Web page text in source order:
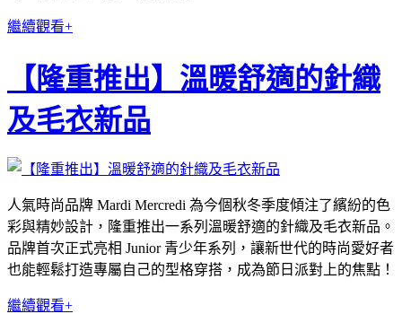
繼續觀看+
【隆重推出】溫暖舒適的針織
及毛衣新品
人氣時尚品牌 Mardi Mercredi 為今個秋冬季度傾注了繽紛的色
彩與精妙設計，隆重推出一系列溫暖舒適的針織及毛衣新品。
品牌首次正式亮相 Junior 青少年系列，讓新世代的時尚愛好者
也能輕鬆打造專屬自己的型格穿搭，成為節日派對上的焦點！
繼續觀看+